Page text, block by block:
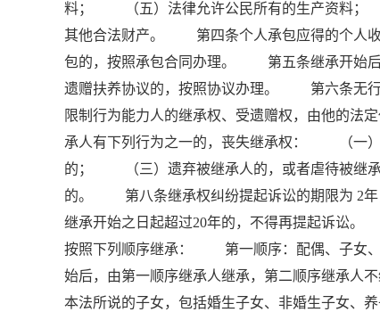
料； （五）法律允许公民所有的生产资料
其他合法财产。 第四条个人承包应得的个人收
包的，按照承包合同办理。 第五条继承开始后
遗赠扶养协议的，按照协议办理。 第六条无
限制行为能力人的继承权、受遗赠权，由他的
承人有下列行为之一的，丧失继承权： （一
的； （三）遗弃被继承人的，或者虐待被继
的。 第八条继承权纠纷提起诉讼的期限为 2年
继承开始之日起超过20年的，不得再提起
按照下列顺序继承： 第一顺序：配偶、子
始后，由第一顺序继承人继承，第二顺序继承
本法所说的子女，包括婚生子女、非婚生子女